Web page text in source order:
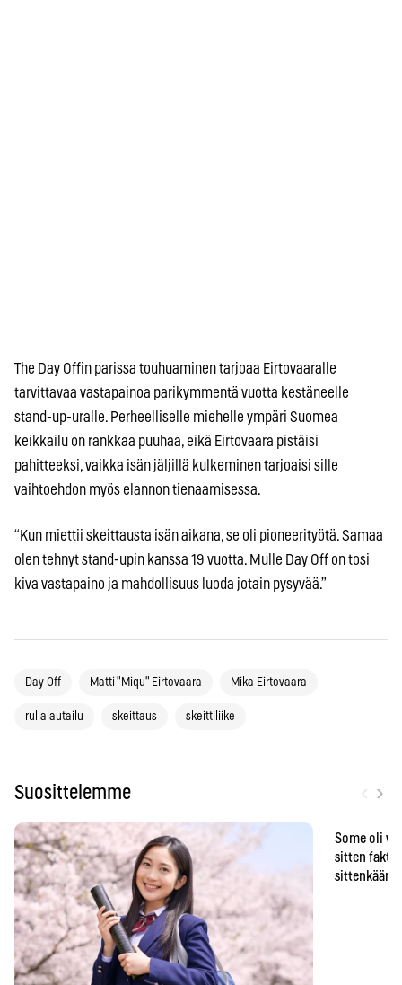
The Day Offin parissa touhuaminen tarjoaa Eirtovaaralle
tarvittavaa vastapainoa parikymmentä vuotta kestäneelle
stand-up-uralle. Perheelliselle miehelle ympäri Suomea
keikkailu on rankkaa puuhaa, eikä Eirtovaara pistäisi
pahitteeksi, vaikka isän jäljillä kulkeminen tarjoaisi sille
vaihtoehdon myös elannon tienaamisessa.
“Kun miettii skeittausta isän aikana, se oli pioneerityötä. Samaa
olen tehnyt stand-upin kanssa 19 vuotta. Mulle Day Off on tosi
kiva vastapaino ja mahdollisuus luoda jotain pysyvää.”
Day Off Matti "Miqu" Eirtovaara Mika Eirtovaara
rullalautailu skeittaus skeittiliike
Suosittelemme ›
Some oli
sitten
sittenkään